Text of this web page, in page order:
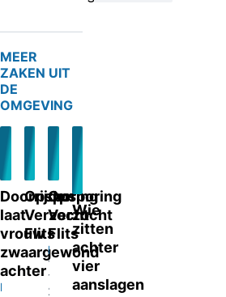
MEER
ZAKEN UIT
DE
OMGEVING
Doorrijder
laat
vrouw
zwaargewond
achter
Nieuwegein
Opsporing
Verzocht
Flits
Landelijk
20-
10-
2025
Opsporing
Verzocht
Flits
Landelijk
13-
10-
2025
Wie
zitten
achter
vier
aanslagen